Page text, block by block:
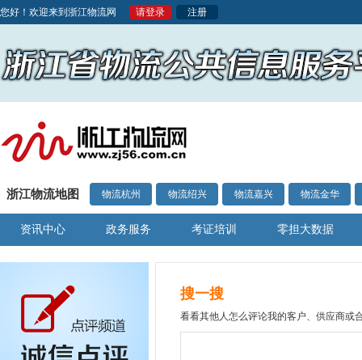
您好！欢迎来到浙江物流网 请登录 注册
浙江物流地图 物流杭州 物流绍兴 物流嘉兴 物流金华
资讯中心 政务服务 考证培训 零担大数据
搜一搜
看看其他人怎么评论我的客户、供应商或